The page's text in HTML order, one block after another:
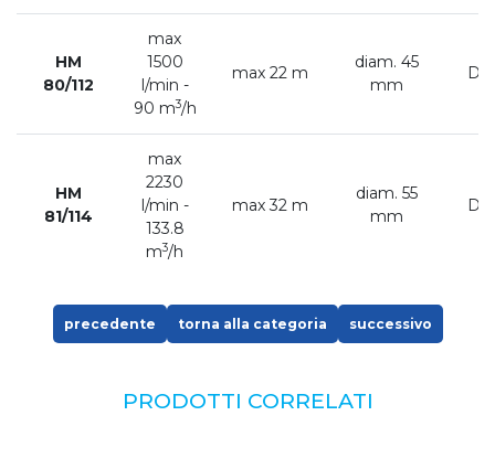
HM
80/112
max
1500
l/min -
90 m3/h
max 22 m
diam. 45
mm
HM
81/114
max
2230
l/min -
133.8
m3/h
max 32 m
diam. 55
mm
precedente torna alla categoria successivo
PRODOTTI CORRELATI